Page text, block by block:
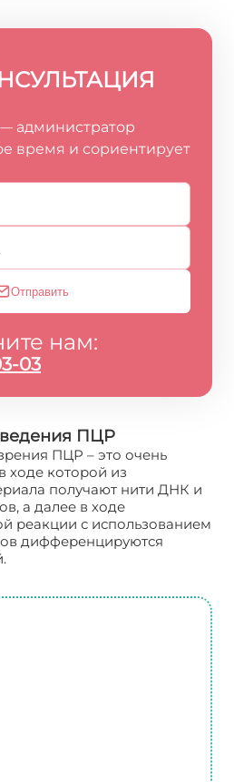
администратор
время и сориентирует
Отправить
нам:
03
ПЦР
ПЦР – это очень
ходе которой из
получают нити ДНК и
а далее в ходе
реакции с использованием
дифференцируются